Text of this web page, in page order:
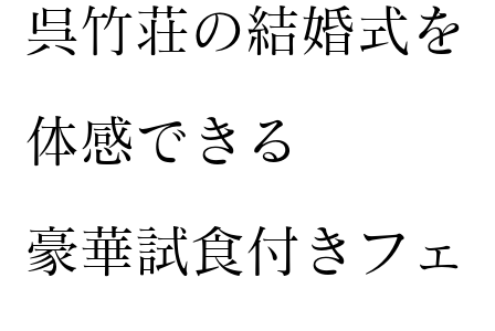
​呉竹荘の結婚式を
体感できる
豪華試食付きフェ